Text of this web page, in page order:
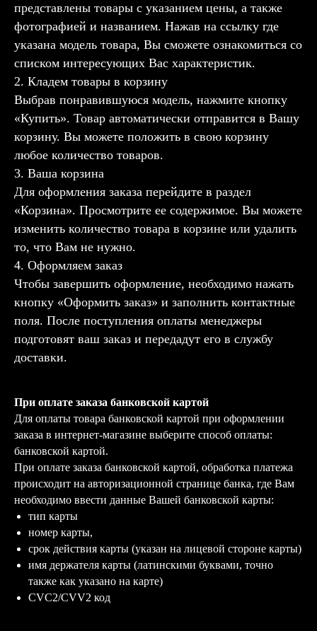
представлены товары с указанием цены, а также
фотографией и названием. Нажав на ссылку где
указана модель товара, Вы сможете ознакомиться со
списком интересующих Вас характеристик.
2. Кладем товары в корзину
Выбрав понравившуюся модель, нажмите кнопку
«Купить». Товар автоматически отправится в Вашу
корзину. Вы можете положить в свою корзину
любое количество товаров.
3. Ваша корзина
Для оформления заказа перейдите в раздел
«Корзина». Просмотрите ее содержимое. Вы можете
изменить количество товара в корзине или удалить
то, что Вам не нужно.
4. Оформляем заказ
Чтобы завершить оформление, необходимо нажать
кнопку «Оформить заказ» и заполнить контактные
поля. После поступления оплаты менеджеры
подготовят ваш заказ и передадут его в службу
доставки.
При оплате заказа банковской картой
Для оплаты товара банковской картой при оформлении
заказа в интернет-магазине выберите способ оплаты:
банковской картой.
При оплате заказа банковской картой, обработка платежа
происходит на авторизационной странице банка, где Вам
необходимо ввести данные Вашей банковской карты:
тип карты
номер карты,
срок действия карты (указан на лицевой стороне карты)
имя держателя карты (латинскими буквами, точно
также как указано на карте)
CVC2/CVV2 код